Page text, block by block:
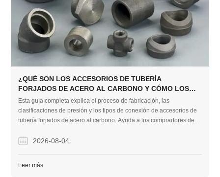
¿QUÉ SON LOS ACCESORIOS DE TUBERÍA
FORJADOS DE ACERO AL CARBONO Y CÓMO LOS
ELIGE?
Esta guía completa explica el proceso de fabricación, las
clasificaciones de presión y los tipos de conexión de accesorios de
tubería forjados de acero al carbono. Ayuda a los compradores de la
tuberías de alta presión seguros, a prueba de fugas y rentables.
2026-08-04
Leer más